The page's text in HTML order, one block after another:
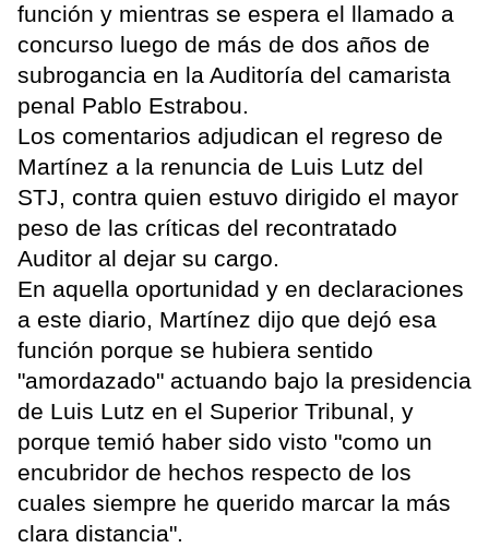
función y mientras se espera el llamado a
concurso luego de más de dos años de
subrogancia en la Auditoría del camarista
penal Pablo Estrabou.
Los comentarios adjudican el regreso de
Martínez a la renuncia de Luis Lutz del
STJ, contra quien estuvo dirigido el mayor
peso de las críticas del recontratado
Auditor al dejar su cargo.
En aquella oportunidad y en declaraciones
a este diario, Martínez dijo que dejó esa
función porque se hubiera sentido
"amordazado" actuando bajo la presidencia
de Luis Lutz en el Superior Tribunal, y
porque temió haber sido visto "como un
encubridor de hechos respecto de los
cuales siempre he querido marcar la más
clara distancia".